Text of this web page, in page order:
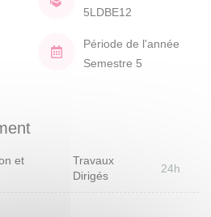
5LDBE12
Période de l'année
Semestre 5
et
Travaux
Dirigés
24h